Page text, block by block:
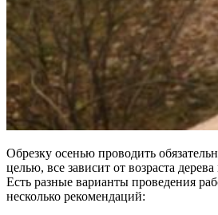
Обрезку осенью проводить
целью, все зависит от возраста
Есть разные варианты проведения
несколько рекомендаций: